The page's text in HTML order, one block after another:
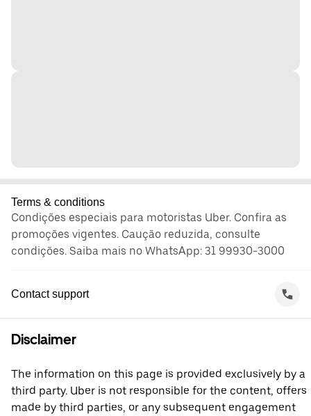
Terms & conditions
Condições especiais para motoristas Uber. Confira as
promoções vigentes. Caução reduzida, consulte
condições. Saiba mais no WhatsApp: 31 99930-3000
Contact support
Disclaimer
The information on this page is provided exclusively by a
third party. Uber is not responsible for the content, offers
made by third parties, or any subsequent engagement